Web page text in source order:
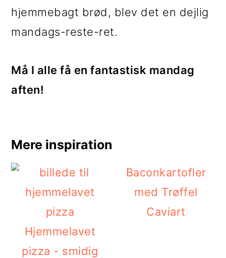
hjemmebagt brød, blev det en dejlig
mandags-reste-ret.
Må I alle få en fantastisk mandag
aften!
Mere inspiration
Hjemmelavet
pizza - smidig
Baconkartofler
med Trøffel
Caviart